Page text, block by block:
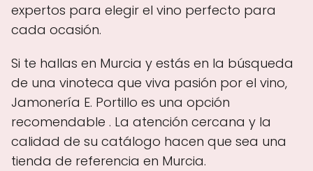
expertos para elegir el vino perfecto para
cada ocasión.
Si te hallas en Murcia y estás en la búsqueda
de una vinoteca que viva pasión por el vino,
Jamonería E. Portillo es una opción
recomendable . La atención cercana y la
calidad de su catálogo hacen que sea una
tienda de referencia en Murcia.